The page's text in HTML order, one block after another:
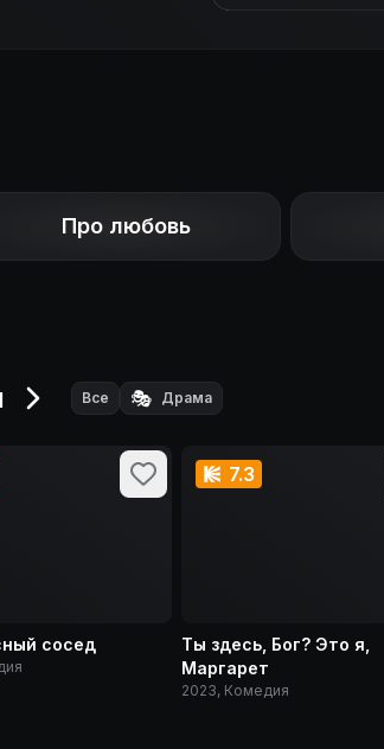
Про любовь
Все 🎭 Драма
сосед
7.3
Ты здесь, Бог? Это я,
Маргарет
2023, Комедия